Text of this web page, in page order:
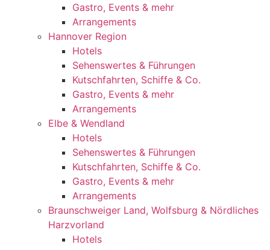
Gastro, Events & mehr
Arrangements
Hannover Region
Hotels
Sehenswertes & Führungen
Kutschfahrten, Schiffe & Co.
Gastro, Events & mehr
Arrangements
Elbe & Wendland
Hotels
Sehenswertes & Führungen
Kutschfahrten, Schiffe & Co.
Gastro, Events & mehr
Arrangements
Braunschweiger Land, Wolfsburg & Nördliches
Harzvorland
Hotels